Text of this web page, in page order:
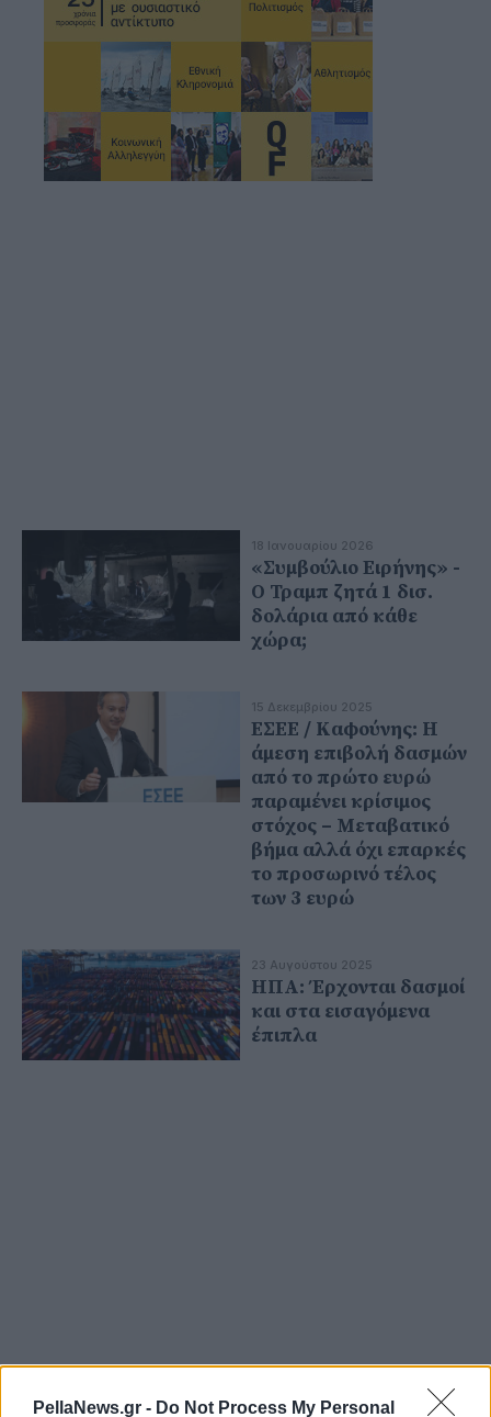
PellaNews.gr - Do Not Process My Personal
18 Ιανουαρίου 2026
«Συμβούλιο Ειρήνης» -
Ο Τραμπ ζητά 1 δισ.
δολάρια από κάθε
χώρα;
15 Δεκεμβρίου 2025
ΕΣΕΕ / Καφούνης: Η
άμεση επιβολή δασμών
από το πρώτο ευρώ
παραμένει κρίσιμος
στόχος – Μεταβατικό
βήμα αλλά όχι επαρκές
το προσωρινό τέλος
των 3 ευρώ
23 Αυγούστου 2025
ΗΠΑ: Έρχονται δασμοί
και στα εισαγόμενα
έπιπλα
08 Αυγούστου 2025